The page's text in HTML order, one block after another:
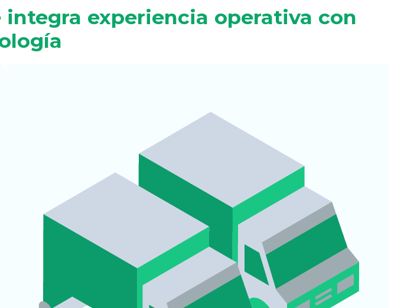
experiencia operativa con